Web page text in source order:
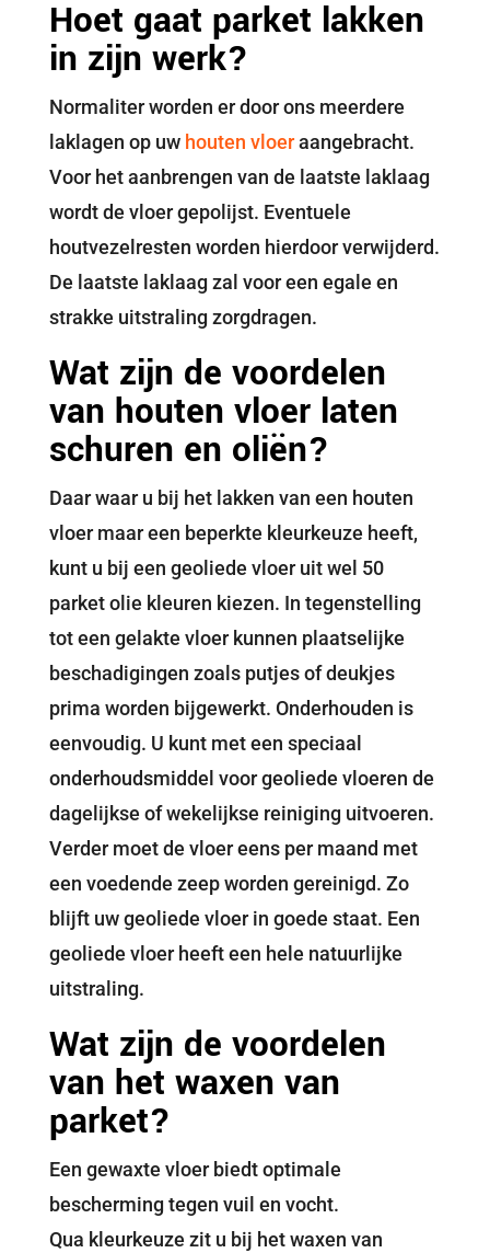
Hoet gaat parket lakken
in zijn werk?
Normaliter worden er door ons meerdere
laklagen op uw houten vloeraangebracht.
Voor het aanbrengen van de laatste laklaag
wordt de vloer gepolijst. Eventuele
houtvezelresten worden hierdoor verwijderd.
De laatste laklaag zal voor een egale en
strakke uitstraling zorgdragen.
Wat zijn de voordelen
van houten vloer laten
schuren en oliën?
Daar waar u bij het lakken van een houten
vloer maar een beperkte kleurkeuze heeft,
kunt u bij een geoliede vloer uit wel 50
parket olie kleuren kiezen. In tegenstelling
tot een gelakte vloer kunnen plaatselijke
beschadigingen zoals putjes of deukjes
prima worden bijgewerkt. Onderhouden is
eenvoudig. U kunt met een speciaal
onderhoudsmiddel voor geoliede vloeren de
dagelijkse of wekelijkse reiniging uitvoeren.
Verder moet de vloer eens per maand met
een voedende zeep worden gereinigd. Zo
blijft uw geoliede vloer in goede staat. Een
geoliede vloer heeft een hele natuurlijke
uitstraling.
Wat zijn de voordelen
van het waxen van
parket?
Een gewaxte vloer biedt optimale
bescherming tegen vuil en vocht.
Qua kleurkeuze zit u bij het waxen van